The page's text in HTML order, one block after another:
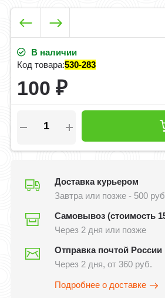
В наличии
Код товара:530-283
100₽
Доставка курьером
Завтра или позже - 500
Самовывоз (стоимость
Через 2 дня или позже
Отправка почтой России
Через 2 дня, от 360 руб.
Подробнее о доставке